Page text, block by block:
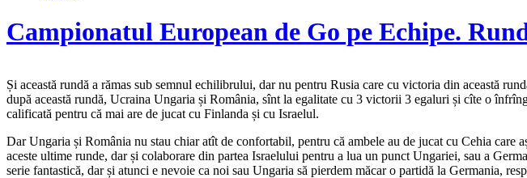
Campionatul European de Go pe Echipe.
Și această rundă a rămas sub semnul echilibrului, dar nu pentru Rusia care cu victoria din această
după această rundă, Ucraina Ungaria și România, sînt la egalitate cu 3 victorii 3 egaluri și cîte o
calificată pentru că mai are de jucat cu Finlanda și cu Israelul.
Dar Ungaria și România nu stau chiar atît de confortabil, pentru că ambele au de jucat cu Cehia
aceste ultime runde, dar și colaborare din partea Israelului pentru a lua un punct Ungariei, sau a
serie fantastică, dar și atunci e nevoie ca noi sau Ungaria să pierdem măcar o partidă la Germania,